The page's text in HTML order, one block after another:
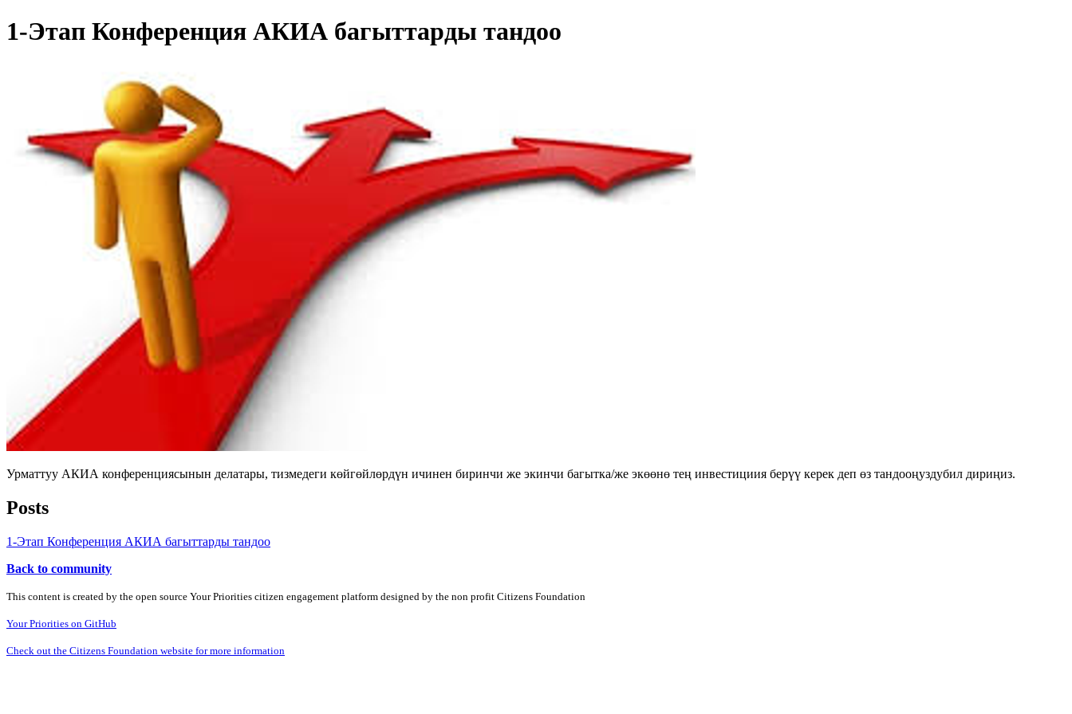
1-Этап Конференция АКИА багыттарды тандоо
Урматтуу АКИА конференциясынын делатары, тизмедеги көйгөйлөрдүн ичинен биринчи же экинчи багытка/же экөөнө тең инвестициия берүү керек деп өз тандооңуздубил дириңиз.
Posts
1-Этап Конференция АКИА багыттарды тандоо
Back to community
This content is created by the open source Your Priorities citizen engagement platform designed by the non profit Citizens Foundation
Your Priorities on GitHub
Check out the Citizens Foundation website for more information